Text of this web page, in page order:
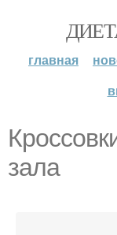
главная
зала